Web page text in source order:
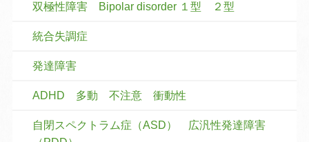
双極性障害 Bipolar disorder １型 ２型
統合失調症
発達障害
ADHD 多動 不注意 衝動性
自閉スペクトラム症（ASD） 広汎性発達障害